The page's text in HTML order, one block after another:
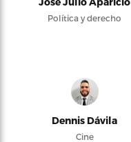
Política y derecho
Dennis Dávila
Cine